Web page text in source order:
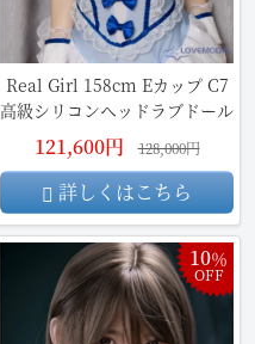
Real Girl 158cm Eカップ C7
高級シリコンヘッドラブドール
121,600円 128,000円
詳しくはこちら
10％
OFF